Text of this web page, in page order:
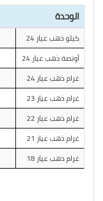
الوحدة
كيلو ذهب عيار 24
أونصة ذهب عيار 24
غرام ذهب عيار 24
غرام ذهب عيار 23
غرام ذهب عيار 22
غرام ذهب عيار 21
غرام ذهب عيار 18